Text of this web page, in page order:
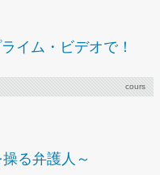
イム・ビデオで！
cours
る弁護人～